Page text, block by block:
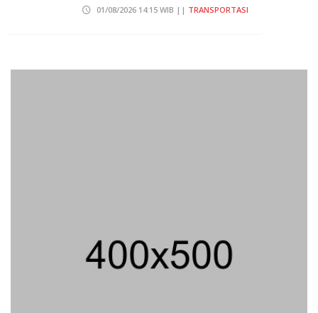
01/08/2026 14:15 WIB || TRANSPORTASI
Bulan
31/07/2026 13:23 WIB || HUKUM
Praperadilan Ketiga Roy Suryo